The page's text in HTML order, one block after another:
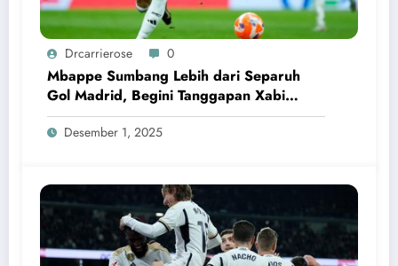
Drcarrierose 0
Mbappe Sumbang Lebih dari Separuh
Gol Madrid, Begini Tanggapan Xabi
Alonso
Desember 1, 2025